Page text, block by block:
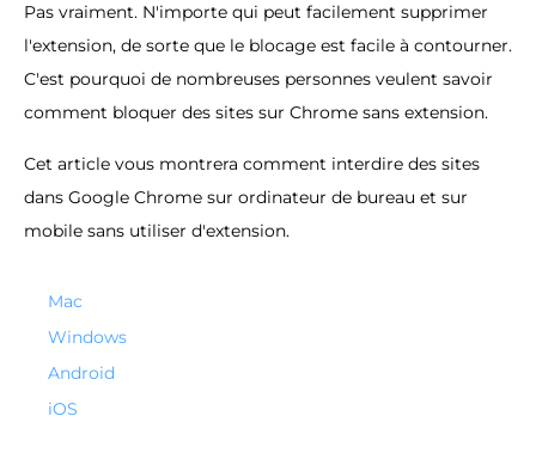
Pas vraiment. N'importe qui peut facilement supprimer
l'extension, de sorte que le blocage est facile à contourner.
C'est pourquoi de nombreuses personnes veulent savoir
comment bloquer des sites sur Chrome sans extension.
Cet article vous montrera comment interdire des sites
dans Google Chrome sur ordinateur de bureau et sur
mobile sans utiliser d'extension.
Mac
Windows
Android
iOS